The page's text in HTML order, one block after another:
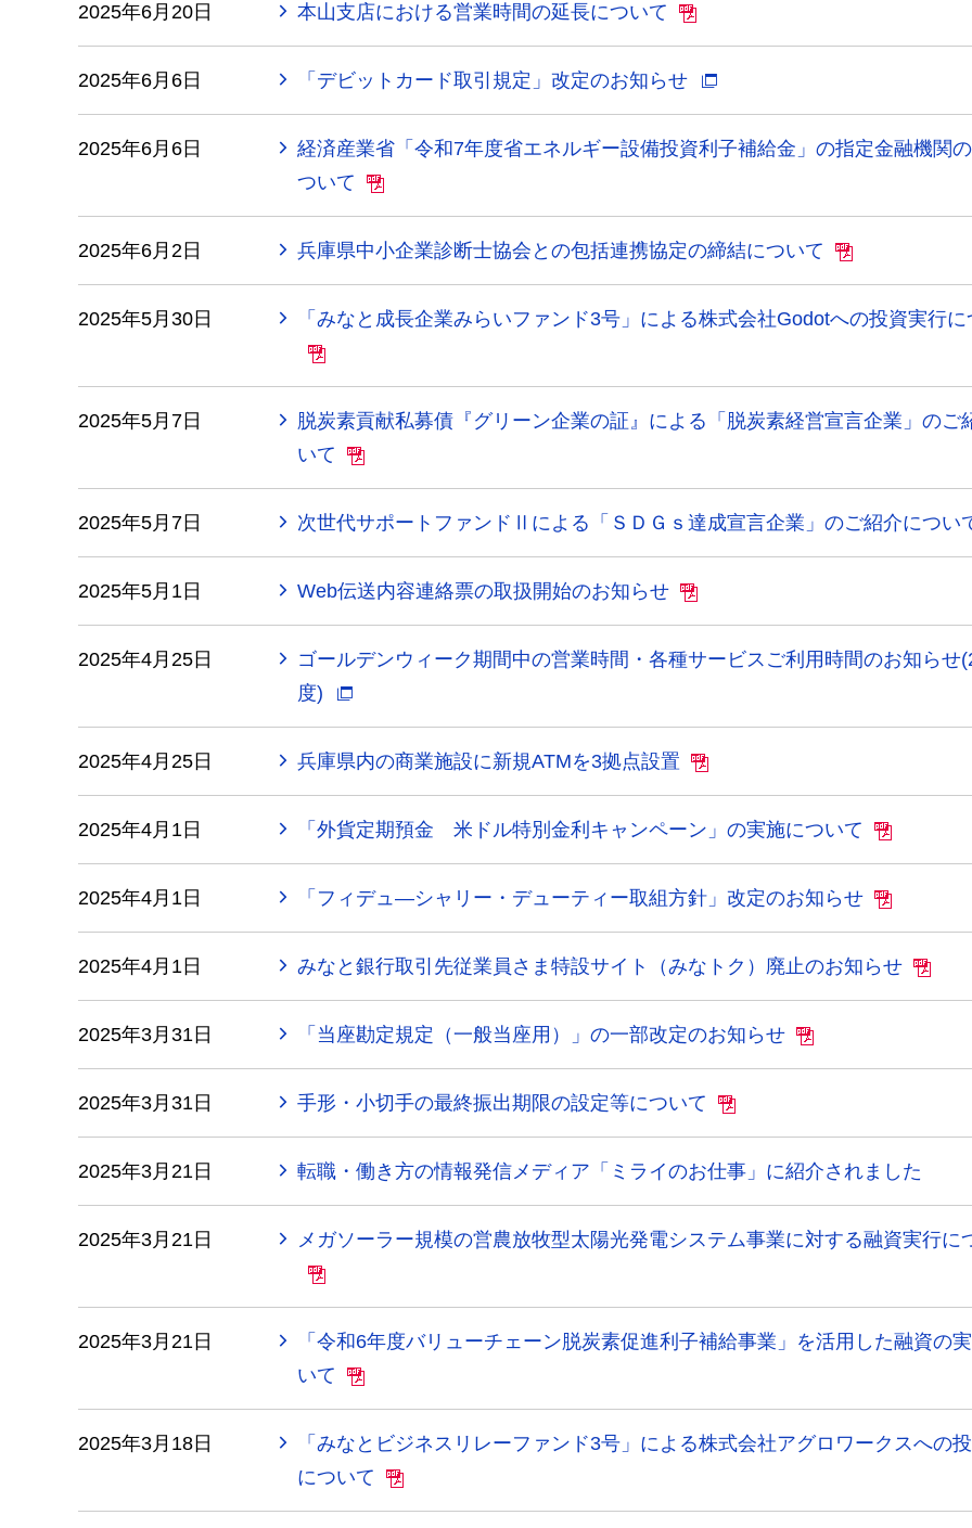
2025年6月20日 本山支店における営業時間の延長について
2025年6月6日 「デビットカード取引規定」改定のお知らせ
2025年6月6日
経済産業省「令和7年度省エネルギー設備投資利子補給金」の指定金融機関
ついて
2025年6月2日 兵庫県中小企業診断士協会との包括連携協定の締結について
2025年5月30日 「みなと成長企業みらいファンド3号」による株式会社Godotへの投資実行に
2025年5月7日
脱炭素貢献私募債『グリーン企業の証』による「脱炭素経営宣言企業」のご
いて
2025年5月7日 次世代サポートファンドⅡによる「ＳＤＧｓ達成宣言企業」のご紹介につい
2025年5月1日 Web伝送内容連絡票の取扱開始のお知らせ
2025年4月25日
ゴールデンウィーク期間中の営業時間・各種サービスご利用時間のお知らせ
度)
2025年4月25日 兵庫県内の商業施設に新規ATMを3拠点設置
2025年4月1日 「外貨定期預金 米ドル特別金利キャンペーン」の実施について
2025年4月1日 「フィデュ―シャリー・デューティー取組方針」改定のお知らせ
2025年4月1日 みなと銀行取引先従業員さま特設サイト（みなトク）廃止のお知らせ
2025年3月31日 「当座勘定規定（一般当座用）」の一部改定のお知らせ
2025年3月31日 手形・小切手の最終振出期限の設定等について
2025年3月21日 転職・働き方の情報発信メディア「ミライのお仕事」に紹介されました
2025年3月21日 メガソーラー規模の営農放牧型太陽光発電システム事業に対する融資実行に
2025年3月21日
「令和6年度バリューチェーン脱炭素促進利子補給事業」を活用した融資の
いて
2025年3月18日
「みなとビジネスリレーファンド3号」による株式会社アグロワークスへの
について